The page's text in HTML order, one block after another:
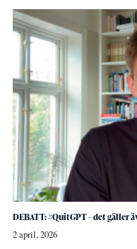
DEBATT: #QuitGPT – det gäller
2 april, 2026